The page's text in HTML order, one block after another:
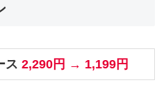
ス 2,290円 → 1,199円